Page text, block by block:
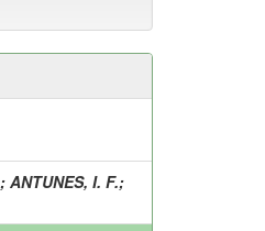
; ANTUNES, I. F.;